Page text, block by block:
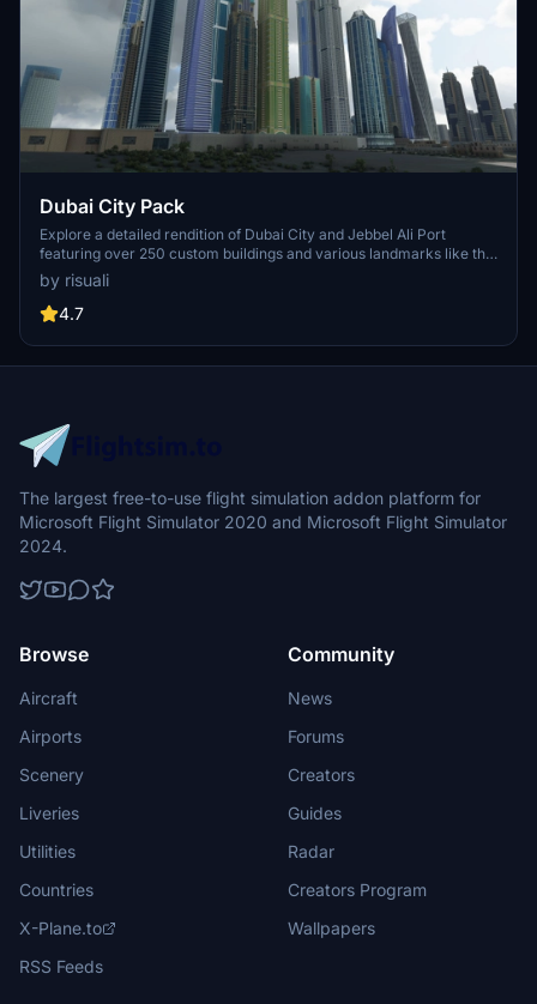
Dubai City Pack
Explore a detailed rendition of Dubai City and Jebbel Ali Port
featuring over 250 custom buildings and various landmarks like the
iconic hotels and tourist attractions. While focusing on enhancing
the daytime visuals, this pack offers improved textures for select
buildings, promising a refreshing experience for simmers.
to address previous elevation issues, ensuring a more immersive
flight into this dynamic cityscape.
by risuali
4.7
The largest free-to-use flight simulation addon platform for
Microsoft Flight Simulator 2020 and Microsoft Flight Simulator
2024.
Browse
Aircraft
Airports
Scenery
Liveries
Utilities
Countries
X-Plane.to
RSS Feeds
Community
News
Forums
Creators
Guides
Radar
Creators Program
Wallpapers